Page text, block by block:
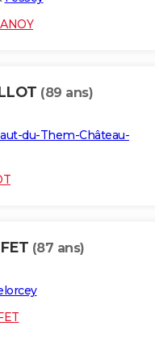
(89 ans)
du-Them-Château-
(87 ans)